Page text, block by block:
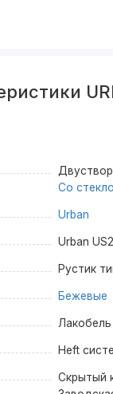
Со
Urban
Urban US2
Рустик
Бежевые
Heft
Скрытый